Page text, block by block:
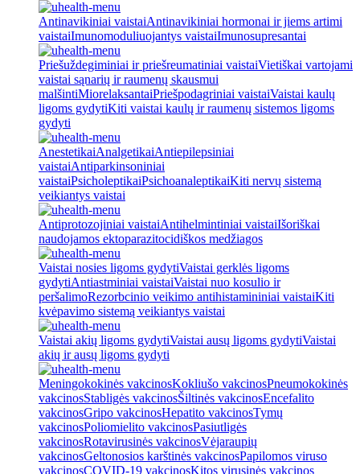
Antinavikiniai vaistaiAntinavikiniai hormonai ir jiems artimi
vaistaiImunomoduliuojantys vaistaiImunosupresantai
Priešuždegiminiai ir priešreumatiniai vaistaiVietiškai vartojami
vaistai sąnarių ir raumenų skausmui
malšintiMiorelaksantaiPriešpodagriniai vaistaiVaistai kaulų
ligoms gydytiKiti vaistai kaulų ir raumenų sistemos ligoms
gydyti
AnestetikaiAnalgetikaiAntiepilepsiniai
vaistaiAntiparkinsoniniai
vaistaiPsicholeptikaiPsichoanaleptikaiKiti nervų sistemą
veikiantys vaistai
Antiprotozojiniai vaistaiAntihelmintiniai vaistaiIšoriškai
naudojamos ektoparazitocidiškos medžiagos
Vaistai nosies ligoms gydytiVaistai gerklės ligoms
gydytiAntiastminiai vaistaiVaistai nuo kosulio ir
peršalimoRezorbcinio veikimo antihistamininiai vaistaiKiti
kvėpavimo sistemą veikiantys vaistai
Vaistai akių ligoms gydytiVaistai ausų ligoms gydytiVaistai
akių ir ausų ligoms gydyti
Meningokokinės vakcinosKokliušo vakcinosPneumokokinės
vakcinosStabligės vakcinosŠiltinės vakcinosEncefalito
vakcinosGripo vakcinosHepatito vakcinosTymų
vakcinosPoliomielito vakcinosPasiutligės
vakcinosRotavirusinės vakcinosVėjaraupių
vakcinosGeltonosios karštinės vakcinosPapilomos viruso
vakcinosCOVID-19 vakcinosKitos virusinės vakcinos